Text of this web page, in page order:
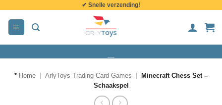
inhoud
✔ Snelle verzending!
* Home ArlyToys Trading Card Games
Minecraft Chess Set –
Schaakspel